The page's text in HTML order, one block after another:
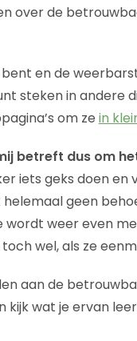
over de
en de
steken in andere
om ze in
betreft dus om
iets geks doen
geen
wordt weer even
wel, als ze
aan de
kijk wat je ervan